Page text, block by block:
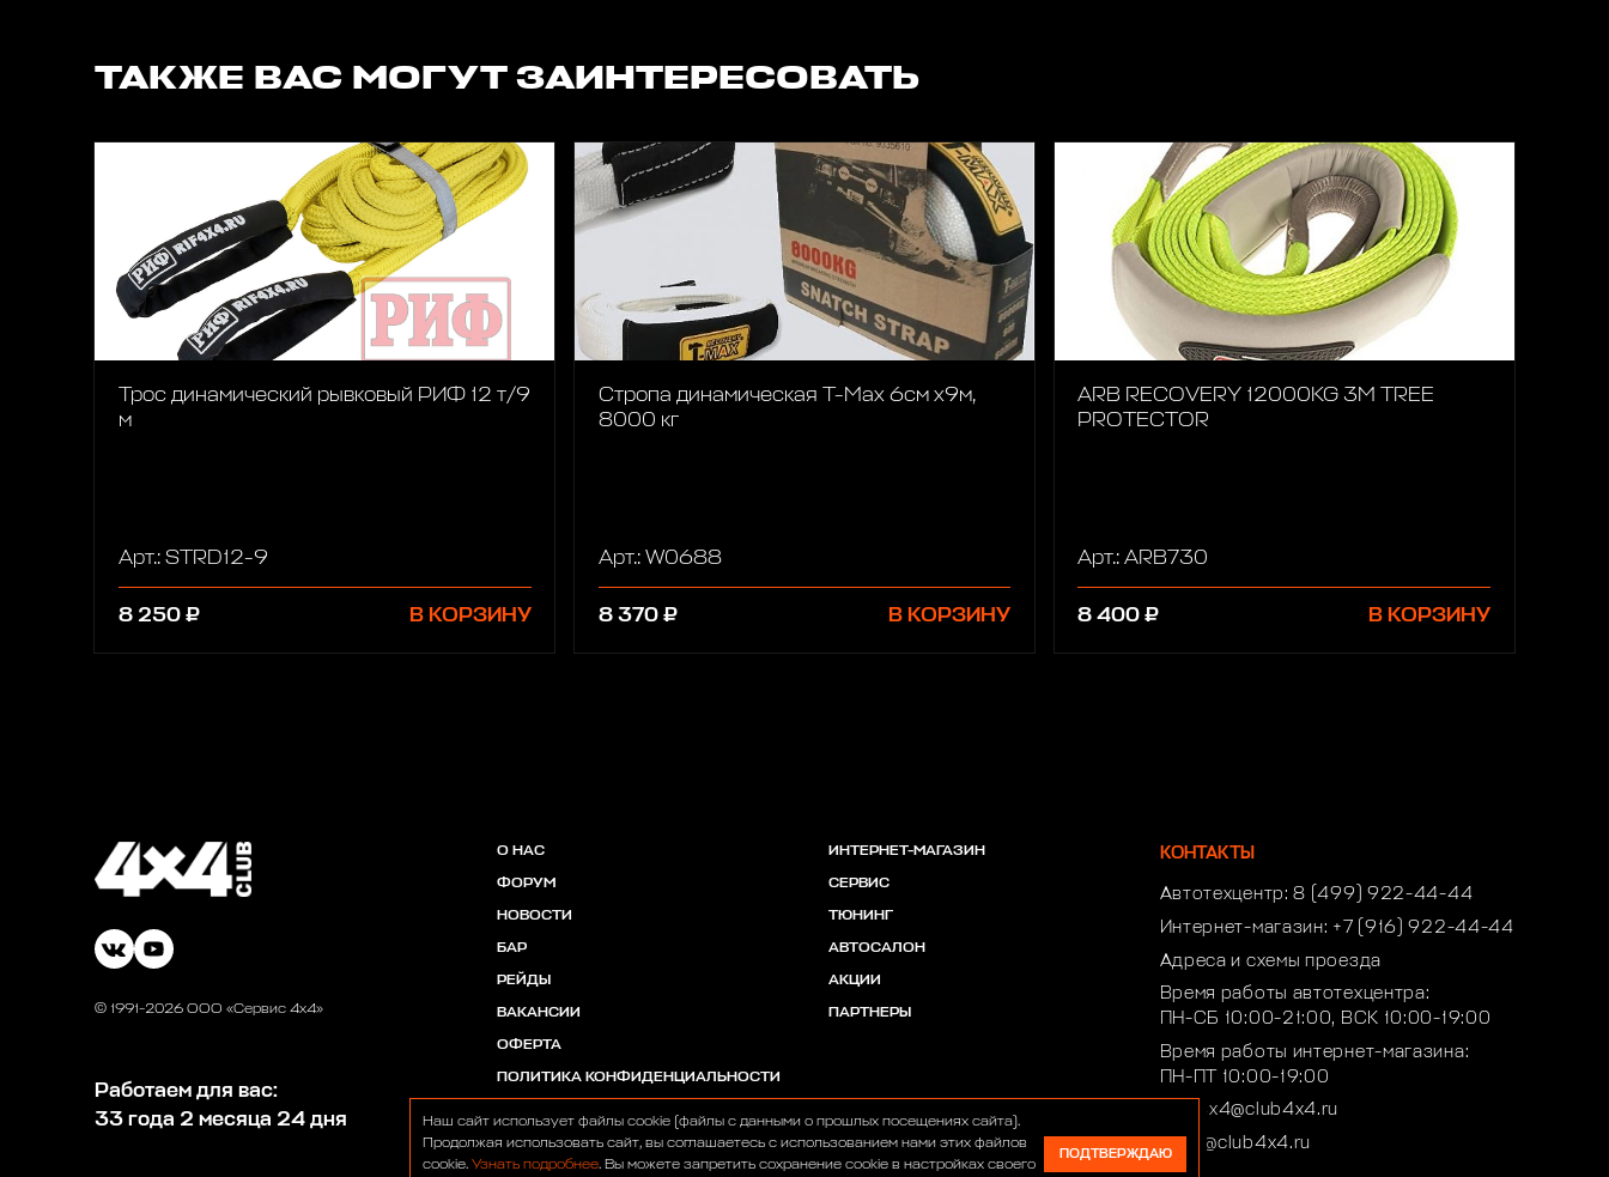
ТАКЖЕ ВАС МОГУТ ЗАИНТЕРЕСОВАТЬ
Трос динамический рывковый РИФ 12 т/9
м
Арт.: STRD12-9
8 250 ₽ В КОРЗИНУ
Стропа динамическая T-Max 6см х9м,
8000 кг
Арт.: W0688
8 370 ₽ В КОРЗИНУ
ARB RECOVERY 12000KG 3M TREE
PROTECTOR
Арт.: ARB730
8 400 ₽ В КОРЗИНУ
© 1991-2026 ООО «Сервис 4х4»
Работаем для вас:
33 года 2 месяца 24 дня
О НАС
ФОРУМ
НОВОСТИ
БАР
РЕЙДЫ
ВАКАНСИИ
ОФЕРТА
ПОЛИТИКА КОНФИДЕНЦИАЛЬНОСТИ
ИНТЕРНЕТ-МАГАЗИН
СЕРВИС
ТЮНИНГ
АВТОСАЛОН
АКЦИИ
ПАРТНЕРЫ
КОНТАКТЫ
Автотехцентр:8 (499) 922-44-44
Интернет-магазин: +7 (916) 922-44-44
Адреса и схемы проезда
Время работы автотехцентра:
ПН-СБ 10:00-21:00, ВСК 10:00-19:00
Время работы интернет-магазина:
ПН-ПТ 10:00-19:00
club4x4@club4x4.ru
shop@club4x4.ru
Наш сайт использует файлы cookie (файлы с данными о прошлых посещениях сайта).
Продолжая использовать сайт, вы соглашаетесь с использованием нами этих файлов
cookie. Узнать подробнее. Вы можете запретить сохранение cookie в настройках своего
ПОДТВЕРЖДАЮ